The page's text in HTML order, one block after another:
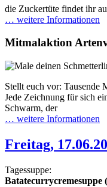
die Zuckertüte findet ihr
… weitere Informationen
Mitmalaktion
Stellt euch vor: Tausende
Jede Zeichnung für sich
Schwarm, der
… weitere Informationen
Freitag,
Tagessuppe:
Batatecurrycremesuppe